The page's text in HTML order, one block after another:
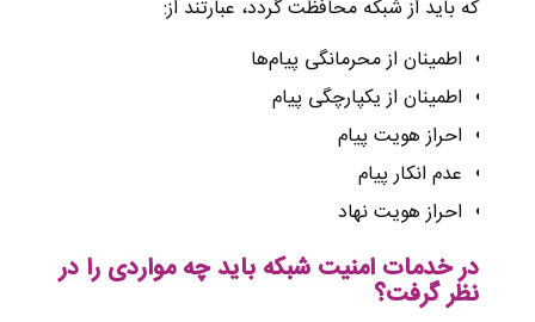
که باید از شبکه محافظت گردد، عبارتند از:
اطمینان از محرمانگی پیام‌ها
اطمینان از یکپارچگی پیام
احراز هویت پیام
عدم انکار پیام
احراز هویت نهاد
در خدمات امنیت شبکه باید چه مواردی را در
نظر گرفت؟